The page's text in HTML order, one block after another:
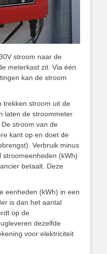
stroom naar de
meterkast zit. Via één
kan de stroom
trekken stroom uit de
laten de stroommeter
stroom van de
kant op en doet de
Verbruik minus
(kWh)
betaalt. Deze
eenheden (kWh) in een
is dan het aantal
op de
dezelfde
voor elektriciteit